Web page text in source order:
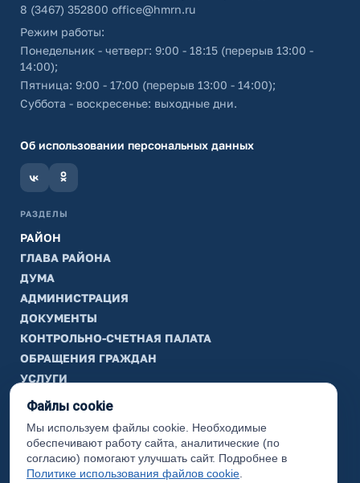
8 (3467) 352800 office@hmrn.ru
Режим работы:
Понедельник - четверг: 9:00 - 18:15 (перерыв 13:00 -
14:00);
Пятница: 9:00 - 17:00 (перерыв 13:00 - 14:00);
Суббота - воскресенье: выходные дни.
Об использовании персональных данных
РАЗДЕЛЫ
РАЙОН
ГЛАВА РАЙОНА
ДУМА
АДМИНИСТРАЦИЯ
ДОКУМЕНТЫ
КОНТРОЛЬНО-СЧЕТНАЯ ПАЛАТА
ОБРАЩЕНИЯ ГРАЖДАН
УСЛУГИ
ТИК
ИНФОРМАЦИЯ
Законодательная карта
Карта сайта
Файлы cookie
Мы используем файлы cookie. Необходимые
обеспечивают работу сайта, аналитические (по
согласию) помогают улучшать сайт. Подробнее в
Политике использования файлов cookie